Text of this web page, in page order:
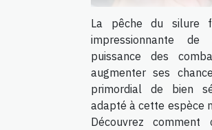
La pêche du silure
impressionnante
puissance des
augmenter ses
primordial de bien
adapté à cette espèce
Découvrez